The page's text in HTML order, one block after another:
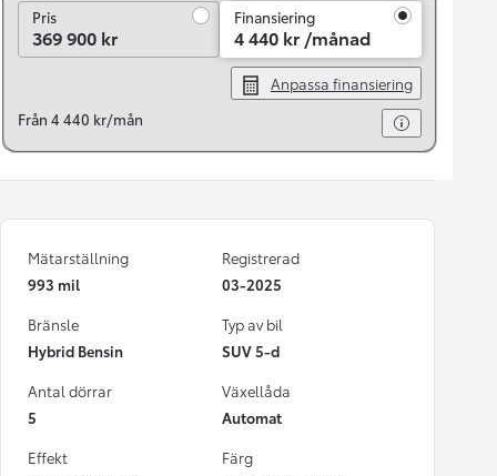
PrisPris
369 900 kr
Finansiering
4 440 kr /månad
Anpassa finansiering
Från 4 440 kr/mån
Mätarställning
993 mil
Registrerad
03-2025
Bränsle
Hybrid Bensin
Typ av bil
SUV 5-d
Antal dörrar
5
Växellåda
Automat
Effekt
Färg